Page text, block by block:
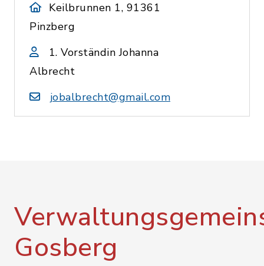
Keilbrunnen 1, 91361
Pinzberg
1. Vorständin Johanna
Albrecht
jobalbrecht@gmail.com
Gosberg